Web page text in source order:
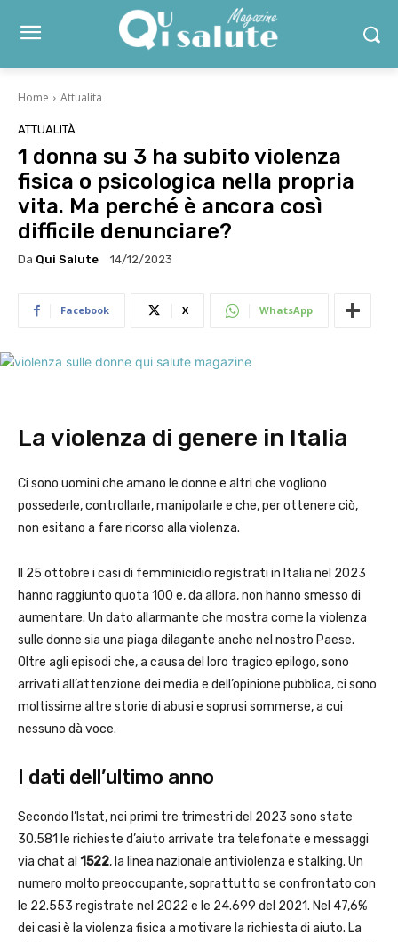
Home Attualità
ATTUALITÀ
1 donna su 3 ha subito violenza
fisica o psicologica nella propria
vita. Ma perché è ancora così
difficile denunciare?
Da Qui Salute 14/12/2023
Facebook X WhatsApp
La violenza di genere in Italia
Ci sono uomini che amano le donne e altri che vogliono
possederle, controllarle, manipolarle e che, per ottenere ciò,
non esitano a fare ricorso alla violenza.
Il 25 ottobre i casi di femminicidio registrati in Italia nel 2023
hanno raggiunto quota 100 e, da allora, non hanno smesso di
aumentare. Un dato allarmante che mostra come la violenza
sulle donne sia una piaga dilagante anche nel nostro Paese.
Oltre agli episodi che, a causa del loro tragico epilogo, sono
arrivati all’attenzione dei media e dell’opinione pubblica, ci sono
moltissime altre storie di abusi e soprusi sommerse, a cui
nessuno dà voce.
I dati dell’ultimo anno
Secondo l’Istat, nei primi tre trimestri del 2023 sono state
30.581 le richieste d’aiuto arrivate tra telefonate e messaggi
via chat al 1522, la linea nazionale antiviolenza e stalking. Un
numero molto preoccupante, soprattutto se confrontato con
le 22.553 registrate nel 2022 e le 24.699 del 2021. Nel 47,6%
dei casi è la violenza fisica a motivare la richiesta di aiuto. La